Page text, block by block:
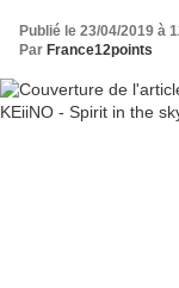
Publié le 23/04/2019 à
Par France12points